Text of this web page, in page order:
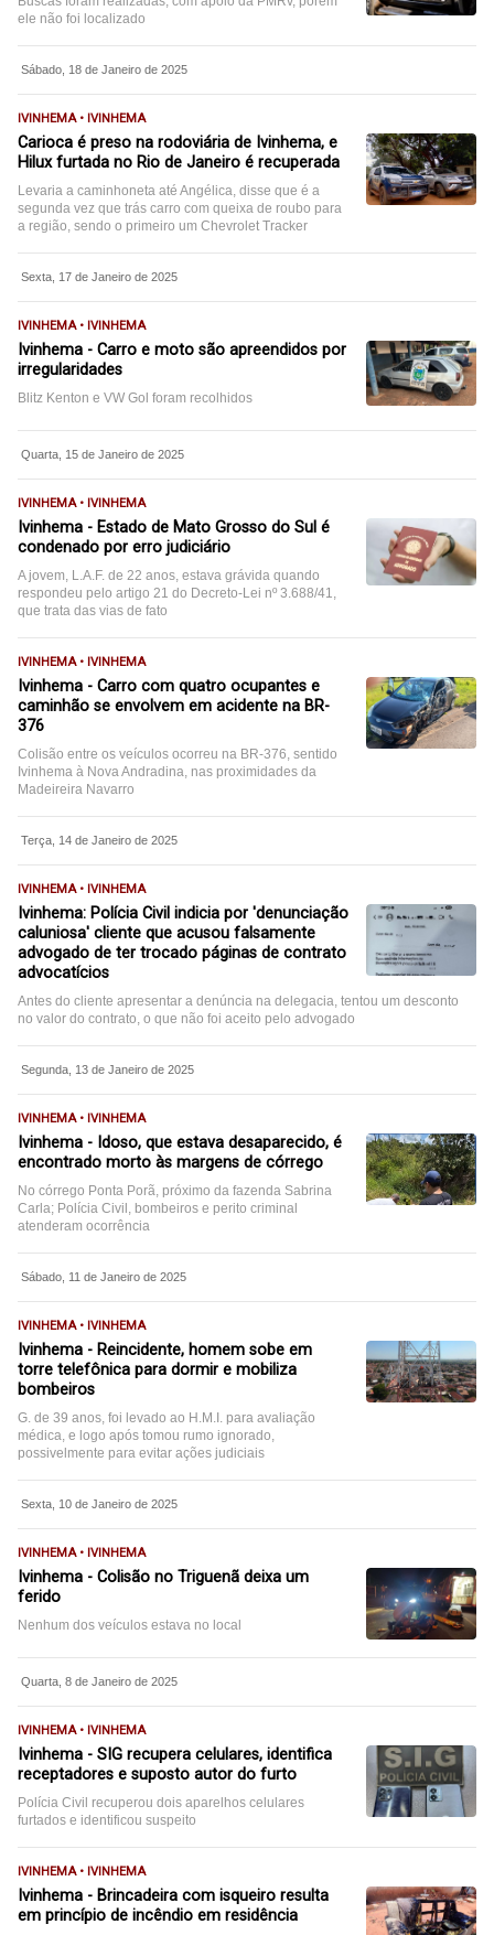
ele não foi localizado
Sábado, 18 de Janeiro de 2025
IVINHEMA • IVINHEMA
Carioca é preso na rodoviária de Ivinhema, e
Hilux furtada no Rio de Janeiro é recuperada
Levaria a caminhoneta até Angélica, disse que é a
segunda vez que trás carro com queixa de roubo para
a região, sendo o primeiro um Chevrolet Tracker
Sexta, 17 de Janeiro de 2025
IVINHEMA • IVINHEMA
Ivinhema - Carro e moto são apreendidos por
irregularidades
Blitz Kenton e VW Gol foram recolhidos
Quarta, 15 de Janeiro de 2025
IVINHEMA • IVINHEMA
Ivinhema - Estado de Mato Grosso do Sul é
condenado por erro judiciário
A jovem, L.A.F. de 22 anos, estava grávida quando
respondeu pelo artigo 21 do Decreto-Lei nº 3.688/41,
que trata das vias de fato
IVINHEMA • IVINHEMA
Ivinhema - Carro com quatro ocupantes e
caminhão se envolvem em acidente na BR-
376
Colisão entre os veículos ocorreu na BR-376, sentido
Ivinhema à Nova Andradina, nas proximidades da
Madeireira Navarro
Terça, 14 de Janeiro de 2025
IVINHEMA • IVINHEMA
Ivinhema: Polícia Civil indicia por 'denunciação
caluniosa' cliente que acusou falsamente
advogado de ter trocado páginas de contrato
advocatícios
Antes do cliente apresentar a denúncia na delegacia, tentou um desconto
no valor do contrato, o que não foi aceito pelo advogado
Segunda, 13 de Janeiro de 2025
IVINHEMA • IVINHEMA
Ivinhema - Idoso, que estava desaparecido, é
encontrado morto às margens de córrego
No córrego Ponta Porã, próximo da fazenda Sabrina
Carla; Polícia Civil, bombeiros e perito criminal
atenderam ocorrência
Sábado, 11 de Janeiro de 2025
IVINHEMA • IVINHEMA
Ivinhema - Reincidente, homem sobe em
torre telefônica para dormir e mobiliza
bombeiros
G. de 39 anos, foi levado ao H.M.I. para avaliação
médica, e logo após tomou rumo ignorado,
possivelmente para evitar ações judiciais
Sexta, 10 de Janeiro de 2025
IVINHEMA • IVINHEMA
Ivinhema - Colisão no Triguenã deixa um
ferido
Nenhum dos veículos estava no local
Quarta, 8 de Janeiro de 2025
IVINHEMA • IVINHEMA
Ivinhema - SIG recupera celulares, identifica
receptadores e suposto autor do furto
Polícia Civil recuperou dois aparelhos celulares
furtados e identificou suspeito
IVINHEMA • IVINHEMA
Ivinhema - Brincadeira com isqueiro resulta
em princípio de incêndio em residência